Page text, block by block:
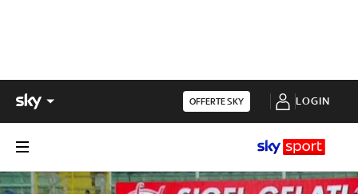
OFFERTE SKY LOGIN